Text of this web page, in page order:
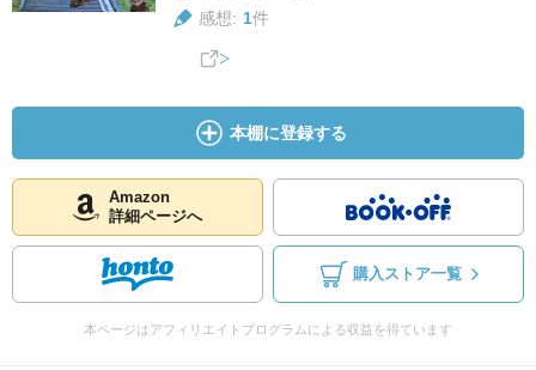
感想: 1件
本棚に登録する
Amazon
詳細ページへ
購入ストア一覧
本ページはアフィリエイトプログラムによる収益を得ています